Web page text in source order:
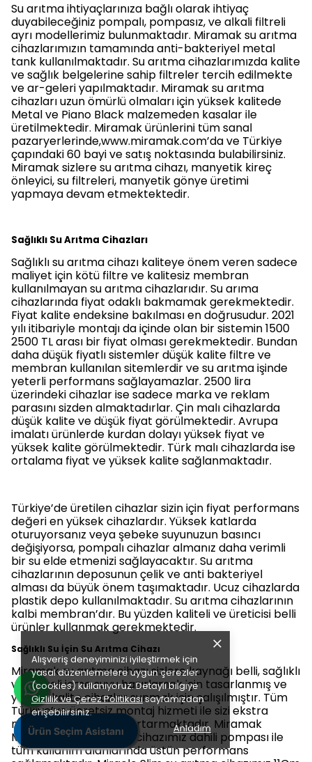
Alışveriş deneyiminizi iyileştirmek için
yasal düzenlemelere uygun çerezler
(cookies) kullanıyoruz. Detaylı bilgiye
Gizlilik ve Çerez Politikasısayfamızdan
erişebilirsiniz.
Anladım
Su arıtma ihtiyaçlarınıza bağlı olarak ihtiyaç
duyabileceğiniz pompalı, pompasız, ve alkali filtreli
ayrı modellerimiz bulunmaktadır. Miramak su arıtma
cihazlarımızın tamamında anti-bakteriyel metal
tank kullanılmaktadır. Su arıtma cihazlarımızda kalite
ve sağlık belgelerine sahip filtreler tercih edilmekte
ve ar-geleri yapılmaktadır. Miramak su arıtma
cihazları uzun ömürlü olmaları için yüksek kalitede
Metal ve Piano Black malzemeden kasalar ile
üretilmektedir. Miramak ürünlerini tüm sanal
pazaryerlerinde,www.miramak.com’da ve Türkiye
çapındaki 60 bayi ve satış noktasında bulabilirsiniz.
Miramak sizlere su arıtma cihazı, manyetik kireç
önleyici, su filtreleri, manyetik gönye üretimi
yapmaya devam etmektektedir.
Sağlıklı Su Arıtma Cihazları
Sağlıklı su arıtma cihazı kaliteye önem veren sadece
maliyet için kötü filtre ve kalitesiz membran
kullanılmayan su arıtma cihazlarıdır. Su arıma
cihazlarında fiyat odaklı bakmamak gerekmektedir.
Fiyat kalite endeksine bakılması en doğrusudur. 2021
yılı itibariyle montajı da içinde olan bir sistemin 1500
2500 TL arası bir fiyat olması gerekmektedir. Bundan
daha düşük fiyatlı sistemler düşük kalite filtre ve
membran kullanılan sitemlerdir ve su arıtma işinde
yeterli performans sağlayamazlar. 2500 lira
üzerindeki cihazlar ise sadece marka ve reklam
parasını sizden almaktadırlar. Çin malı cihazlarda
düşük kalite ve düşük fiyat görülmektedir. Avrupa
imalatı ürünlerde kurdan dolayı yüksek fiyat ve
yüksek kalite görülmektedir. Türk malı cihazlarda ise
ortalama fiyat ve yüksek kalite sağlanmaktadır.
Türkiye’de üretilen cihazlar sizin için fiyat performans
değeri en yüksek cihazlardır. Yüksek katlarda
oturuyorsanız veya şebeke suyunuzun basıncı
değişiyorsa, pompalı cihazlar almanız daha verimli
bir su elde etmenizi sağlayacaktır. Su arıtma
cihazlarının deposunun çelik ve anti bakteriyel
alması da büyük önem taşımaktadır. Ucuz cihazlarda
plastik depo kullanılmaktadır. Su arıtma cihazlarının
kalbi membran’dır. Bu yüzden kaliteli ve üreticisi belli
ürünler kullanmak gerekmektedir.
Sağlıklı Su İçin Su Arıtma Cihazı
Miramak su arıtma cihazı sizlere kaynağı belli, sağlıklı
ve kaliteli içme suyu hazırlamak için tasarlanmış ve
yüksek kalite cihazlar sunmak için çalışılmıştır. Tüm
Türkiye’ye ücretsiz montaj hizmeti ile sizi ekstra
maliyet ve uğraştan kurtarmaktadır. Miramak
Miracle Bold su arıtma cihazımız dahili pompası ile
tüm kullanım alanlarında üstün performans
Ürün Seçim Asistanı
Ürün Seçim Asistanı
Ürün Seçim Asistanı